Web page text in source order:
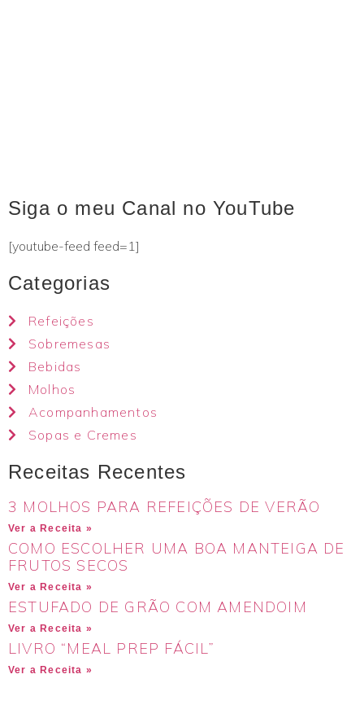
Siga o meu Canal no YouTube
[youtube-feed feed=1]
Categorias
Refeições
Sobremesas
Bebidas
Molhos
Acompanhamentos
Sopas e Cremes
Receitas Recentes
3 MOLHOS PARA REFEIÇÕES DE VERÃO
Ver a Receita »
COMO ESCOLHER UMA BOA MANTEIGA DE
FRUTOS SECOS
Ver a Receita »
ESTUFADO DE GRÃO COM AMENDOIM
Ver a Receita »
LIVRO “MEAL PREP FÁCIL”
Ver a Receita »